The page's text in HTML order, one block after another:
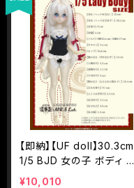
【即納】【UF doll】30.3cm
1/5 BJD 女の子 ボディ 球
体関節人形
¥10,010